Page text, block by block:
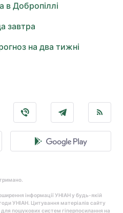
в Добропіллі
завтра
на два тижні
інформації УНІАН у будь-якій
УНІАН. Цитування матеріалів сайту
пошукових систем гіперпосилання на